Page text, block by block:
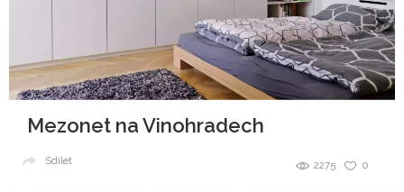
Mezonet na Vinohradech
0
2275
Sdílet